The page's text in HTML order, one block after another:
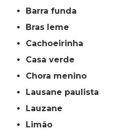
barra funda
bras leme
cachoeirinha
casa verde
chora menino
lausane paulista
lauzane
limão